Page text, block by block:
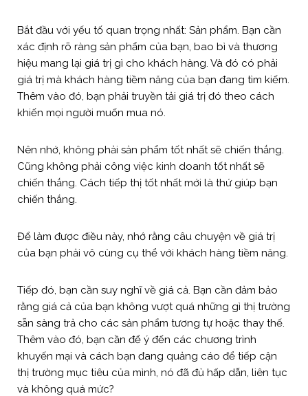
Bắt đầu với yếu tố quan trọng nhất: Sản phẩm. Bạn cần
xác định rõ ràng sản phẩm của bạn, bao bì và thương
hiệu mang lại giá trị gì cho khách hàng. Và đó có phải
giá trị mà khách hàng tiềm năng của bạn đang tìm kiếm.
Thêm vào đó, bạn phải truyền tải giá trị đó theo cách
khiến mọi người muốn mua nó.
Nên nhớ, không phải sản phẩm tốt nhất sẽ chiến thắng.
Cũng không phải công việc kinh doanh tốt nhất sẽ
chiến thắng. Cách tiếp thị tốt nhất mới là thứ giúp bạn
chiến thắng.
Để làm được điều này, nhớ rằng câu chuyện về giá trị
của bạn phải vô cùng cụ thể với khách hàng tiềm năng.
Tiếp đó, bạn cần suy nghĩ về giá cả. Bạn cần đảm bảo
rằng giá cả của bạn không vượt quá những gì thị trường
sẵn sàng trả cho các sản phẩm tương tự hoặc thay thế.
Thêm vào đó, bạn cần để ý đến các chương trình
khuyến mại và cách bạn đang quảng cáo để tiếp cận
thị trường mục tiêu của mình, nó đã đủ hấp dẫn, liên tục
và không quá mức?